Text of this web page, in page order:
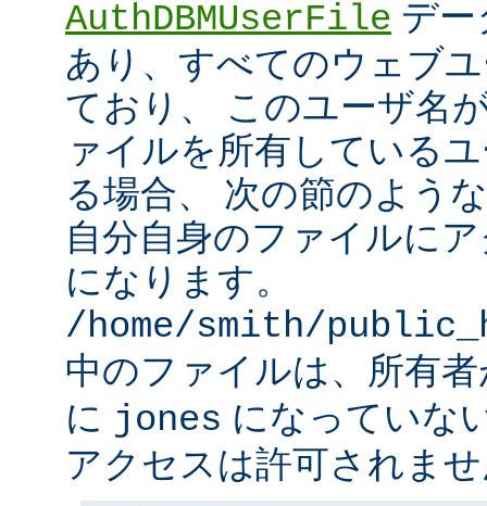
AuthDBMUserFile デ
あり、すべてのウェブ
ており、 このユーザ名
ァイルを所有している
る場合、 次の節のよう
自分自身のファイルに
になります。
/home/smith/
中のファイルは、所有
に jones になっていな
アクセスは許可されま